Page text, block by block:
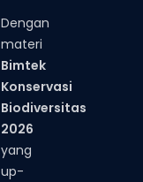
Dengan
materi
Bimtek
Konservasi
Biodiversitas
2026
yang
up-